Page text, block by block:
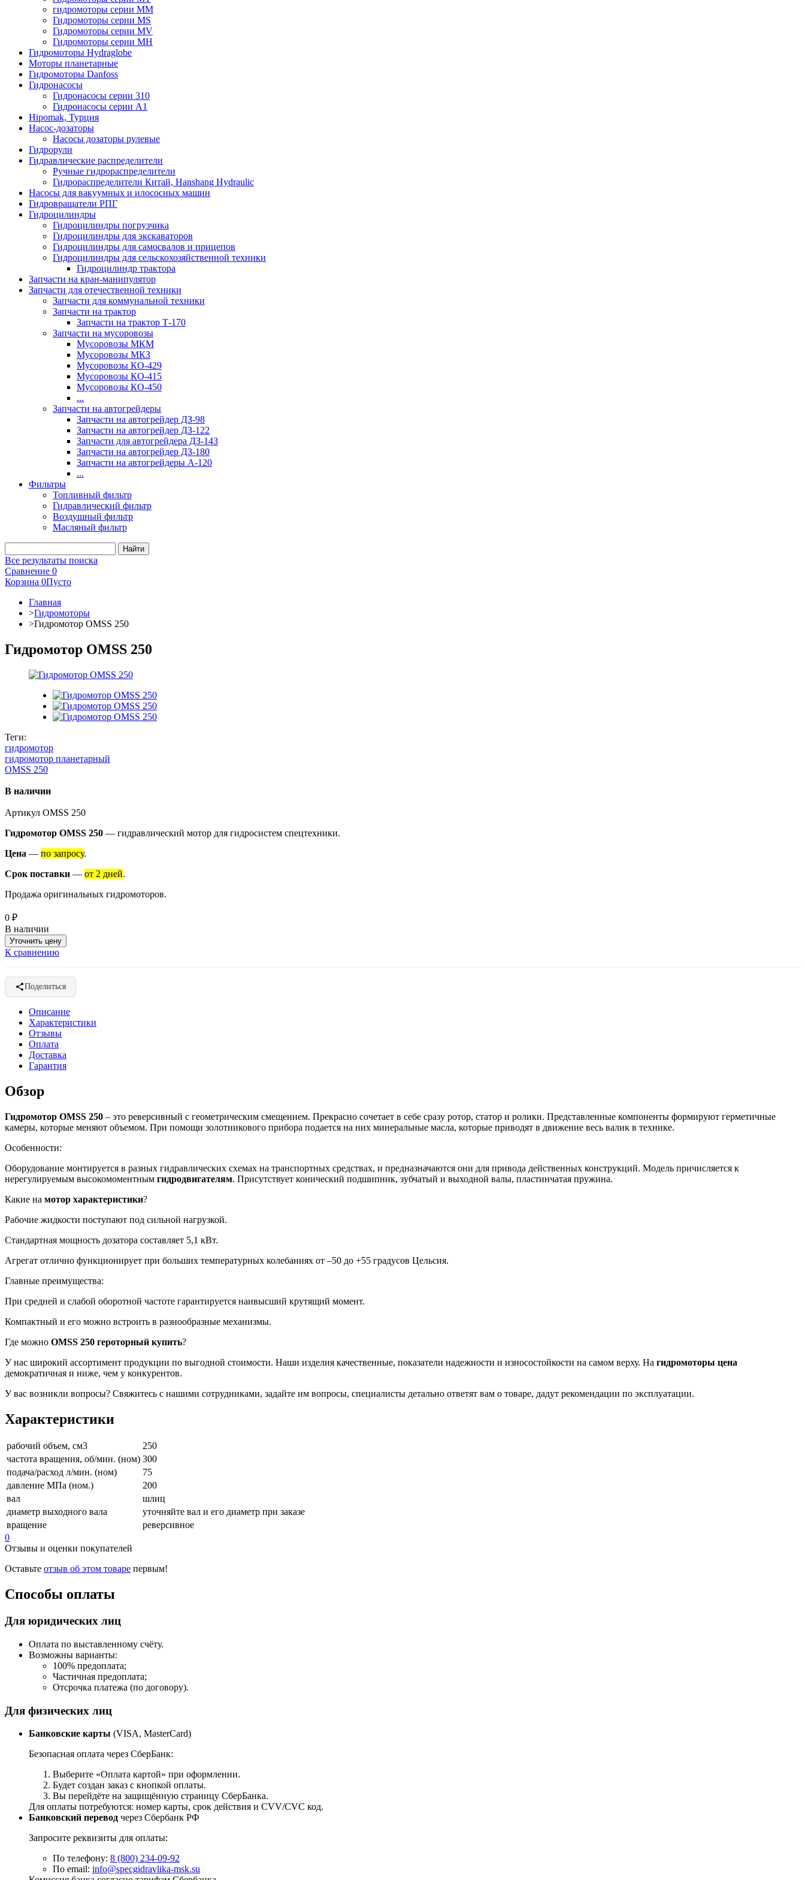
гидромоторы серии MM
Гидромоторы серии MS
Гидромоторы серии MV
Гидромоторы серии MH
Гидромоторы Hydraglobe
Моторы планетарные
Гидромоторы Danfoss
Гидронасосы
Гидронасосы серии 310
Гидронасосы серии А1
Hipomak, Турция
Насос-дозаторы
Насосы дозаторы рулевые
Гидрорули
Гидравлические распределители
Ручные гидрораспределители
Гидрораспределители Китай, Hanshang Hydraulic
Насосы для вакуумных и илососных машин
Гидровращатели РПГ
Гидроцилиндры
Гидроцилиндры погрузчика
Гидроцилиндры для экскаваторов
Гидроцилиндры для самосвалов и прицепов
Гидроцилиндры для сельскохозяйственной техники
Гидроцилиндр трактора
Запчасти на кран-манипулятор
Запчасти для отечественной техники
Запчасти для коммунальной техники
Запчасти на трактор
Запчасти на трактор Т-170
Запчасти на мусоровозы
Мусоровозы МКМ
Мусоровозы МКЗ
Мусоровозы КО-429
Мусоровозы КО-415
Мусоровозы КО-450
...
Запчасти на автогрейдеры
Запчасти на автогрейдер ДЗ-98
Запчасти на автогрейдер ДЗ-122
Запчасти для автогрейдера ДЗ-143
Запчасти на автогрейдер ДЗ-180
Запчасти на автогрейдеры А-120
...
Фильтры
Топливный фильтр
Гидравлический фильтр
Воздушный фильтр
Масляный фильтр
Все результаты поиска
Сравнение 0
Корзина 0Пусто
Главная
>Гидромоторы
>Гидромотор OMSS 250
Гидромотор OMSS 250
Теги:
гидромотор
гидромотор планетарный
OMSS 250
В наличии
Артикул OMSS 250
Гидромотор OMSS 250 — гидравлический мотор для гидросистем спецтехники.
Цена — по запросу.
Срок поставки — от 2 дней.
Продажа оригинальных гидромоторов.
0 ₽
В наличии
Уточнить цену
К сравнению
Поделиться
Описание
Характеристики
Отзывы
Оплата
Доставка
Гарантия
Обзор
Гидромотор OMSS 250 – это реверсивный с геометрическим смещением. Прекрасно сочетает в себе сразу ротор, статор и ролики. Представленные компоненты формируют герметичные
камеры, которые меняют объемом. При помощи золотникового прибора подается на них минеральные масла, которые приводят в движение весь валик в технике.
Особенности:
Оборудование монтируется в разных гидравлических схемах на транспортных средствах, и предназначаются они для привода действенных конструкций. Модель причисляется к
нерегулируемым высокомоментным гидродвигателям. Присутствует конический подшипник, зубчатый и выходной валы, пластинчатая пружина.
Какие на мотор характеристики?
Рабочие жидкости поступают под сильной нагрузкой.
Стандартная мощность дозатора составляет 5,1 кВт.
Агрегат отлично функционирует при больших температурных колебаниях от –50 до +55 градусов Цельсия.
Главные преимущества:
При средней и слабой оборотной частоте гарантируется наивысший крутящий момент.
Компактный и его можно встроить в разнообразные механизмы.
Где можно OMSS 250 героторный купить?
У нас широкий ассортимент продукции по выгодной стоимости. Наши изделия качественные, показатели надежности и износостойкости на самом верху. На гидромоторы цена
демократичная и ниже, чем у конкурентов.
У вас возникли вопросы? Свяжитесь с нашими сотрудниками, задайте им вопросы, специалисты детально ответят вам о товаре, дадут рекомендации по эксплуатации.
Характеристики
рабочий объем, см3
250
частота вращения, об/мин. (ном) 300
подача/расход л/мин. (ном)
75
давление МПа (ном.)
200
вал
шлиц
диаметр выходного вала
уточняйте вал и его диаметр при заказе
вращение
реверсивное
0
Отзывы и оценки покупателей
Оставьте отзыв об этом товаре первым!
Способы оплаты
Для юридических лиц
Оплата по выставленному счёту.
Возможны варианты:
100% предоплата;
Частичная предоплата;
Отсрочка платежа (по договору).
Для физических лиц
Банковские карты (VISA, MasterCard)
Безопасная оплата через СберБанк:
Выберите «Оплата картой» при оформлении.
Будет создан заказ с кнопкой оплаты.
Вы перейдёте на защищённую страницу СберБанка.
Для оплаты потребуются: номер карты, срок действия и CVV/CVC код.
Банковский перевод через Сбербанк РФ
Запросите реквизиты для оплаты:
По телефону: 8 (800) 234-09-92
По email: info@specgidravlika-msk.su